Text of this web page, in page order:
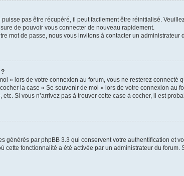
pas être récupéré, il peut facilement être réinitialisé.
de pouvoir vous connecter de nouveau rapidement.
mot de passe, nous vous invitons à contacter un administrateur
» lors de votre connexion au forum, vous ne resterez
la case « Se souvenir de moi » lors de votre connexion au
Si vous n’arrivez pas à trouver cette case à cocher, il est
générés par phpBB 3.3 qui conservent votre authentification et
cette fonctionnalité a été activée par un administrateur du